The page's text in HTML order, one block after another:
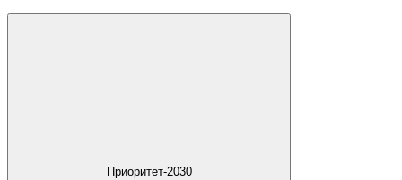
Приоритет-2030